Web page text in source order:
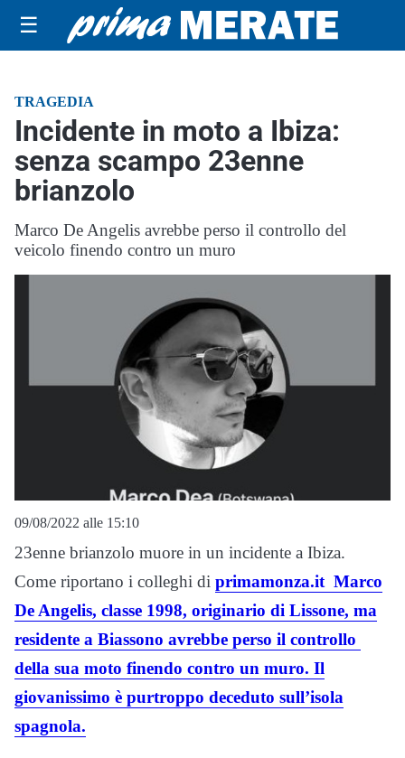
☰
TRAGEDIA
Incidente in moto a Ibiza:
senza scampo 23enne
brianzolo
Marco De Angelis avrebbe perso il controllo del
veicolo finendo contro un muro
09/08/2022 alle 15:10
23enne brianzolo muore in un incidente a Ibiza.
Come riportano i colleghi di primamonza.it Marco
De Angelis, classe 1998, originario di Lissone, ma
residente a Biassono avrebbe perso il controllo
della sua moto finendo contro un muro. Il
giovanissimo è purtroppo deceduto sull’isola
spagnola.